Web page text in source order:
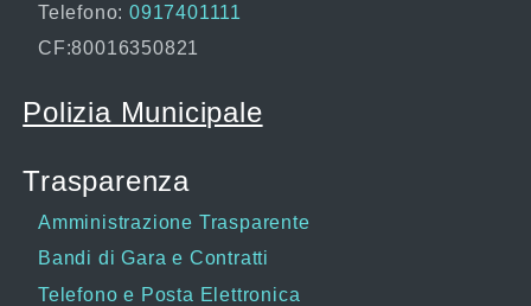
Telefono: 0917401111
CF:80016350821
Polizia Municipale
Trasparenza
Amministrazione Trasparente
Bandi di Gara e Contratti
Telefono e Posta Elettronica